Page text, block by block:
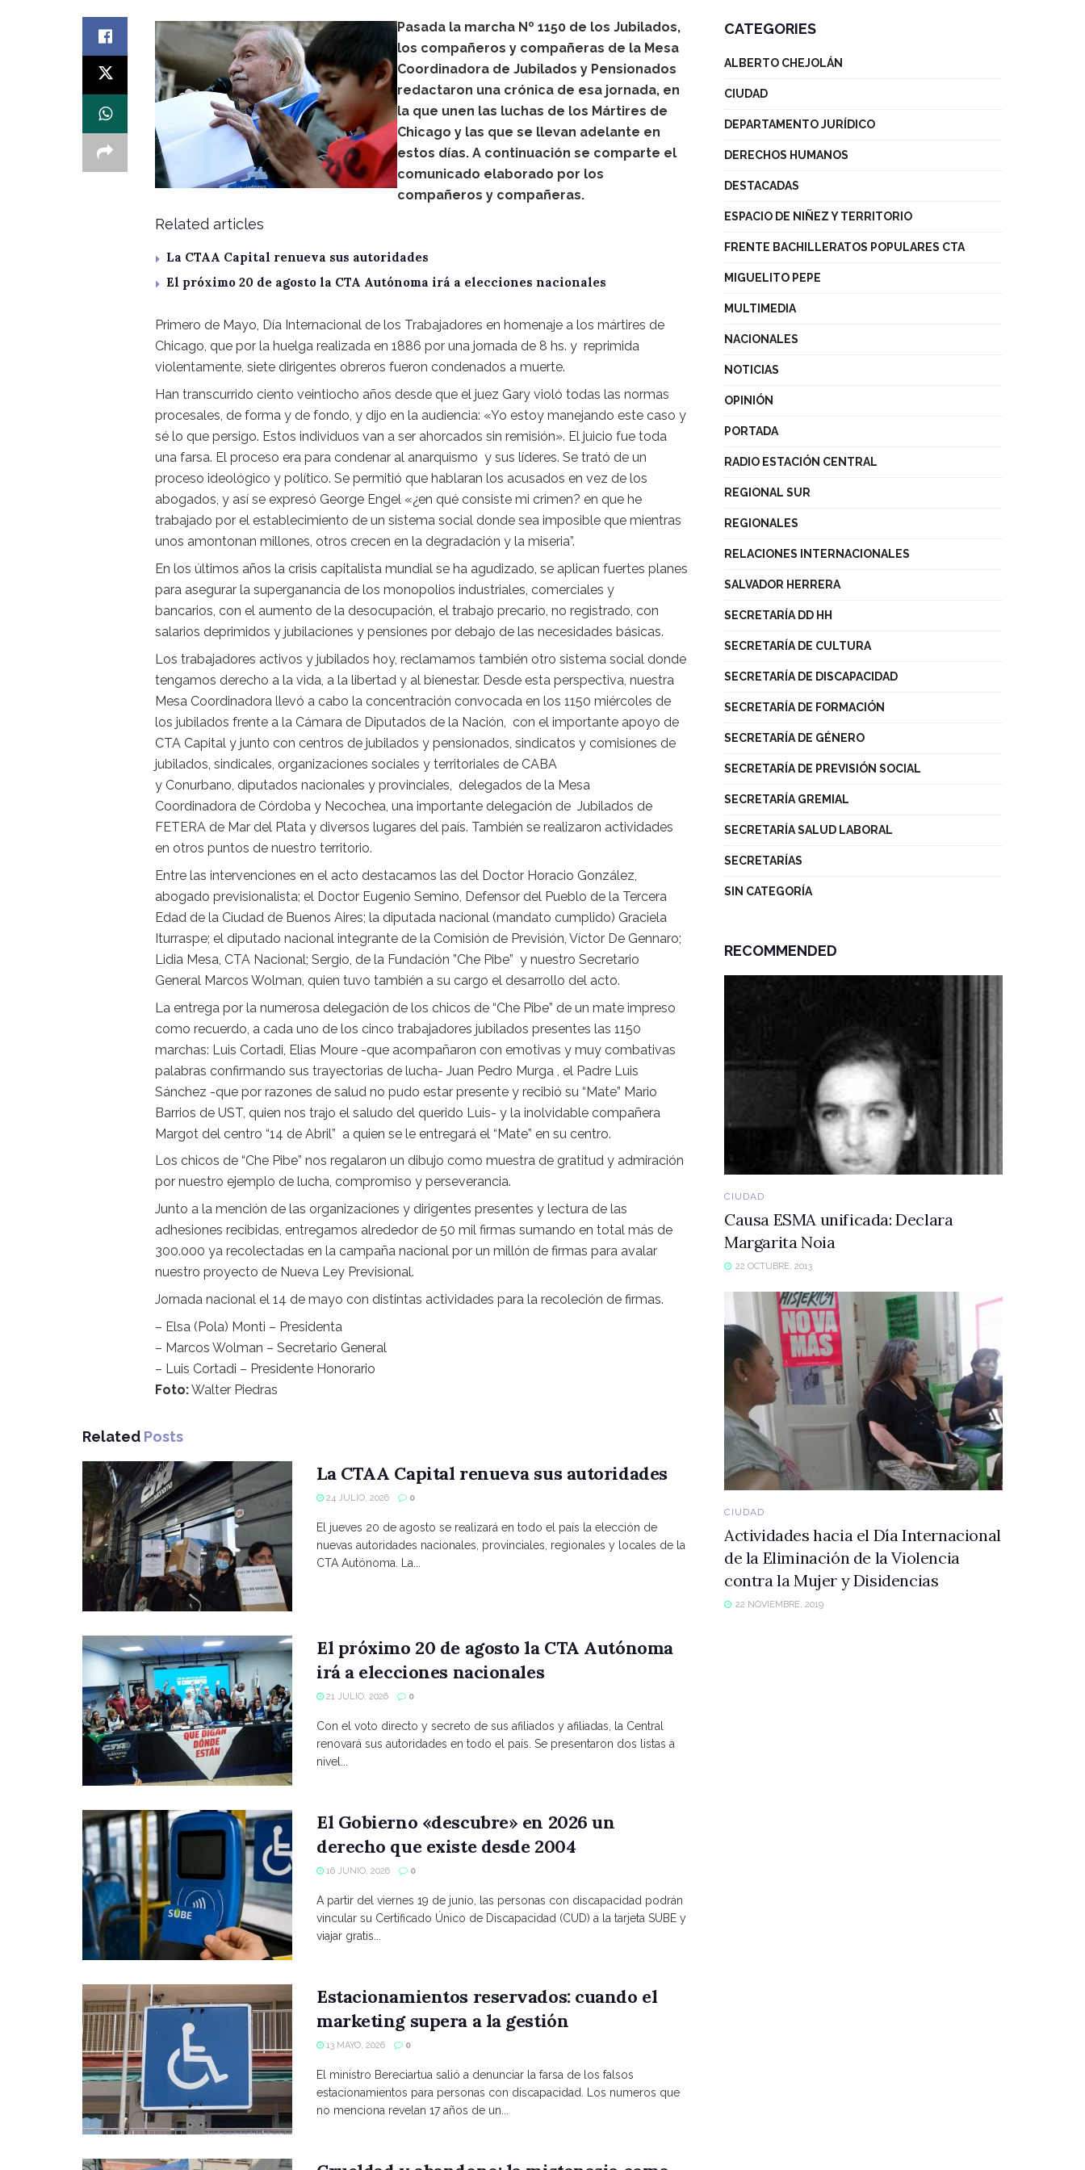
Pasada la marcha Nº 1150 de los Jubilados,
los compañeros y compañeras de la Mesa
Coordinadora de Jubilados y Pensionados
redactaron una crónica de esa jornada, en
la que unen las luchas de los Mártires de
Chicago y las que se llevan adelante en
estos días. A continuación se comparte el
comunicado elaborado por los
compañeros y compañeras.
Related articles
La CTAA Capital renueva sus autoridades
El próximo 20 de agosto la CTA Autónoma irá a elecciones nacionales
Primero de Mayo, Día Internacional de los Trabajadores en homenaje a los mártires de
Chicago, que por la huelga realizada en 1886 por una jornada de 8 hs. y reprimida
violentamente, siete dirigentes obreros fueron condenados a muerte.
Han transcurrido ciento veintiocho años desde que el juez Gary violó todas las normas
procesales, de forma y de fondo, y dijo en la audiencia: «Yo estoy manejando este caso y
sé lo que persigo. Estos individuos van a ser ahorcados sin remisión». El juicio fue toda
una farsa. El proceso era para condenar al anarquismo y sus líderes. Se trató de un
proceso ideológico y político. Se permitió que hablaran los acusados en vez de los
abogados, y así se expresó George Engel «¿en qué consiste mi crimen? en que he
trabajado por el establecimiento de un sistema social donde sea imposible que mientras
unos amontonan millones, otros crecen en la degradación y la miseria”.
En los últimos años la crisis capitalista mundial se ha agudizado, se aplican fuertes planes
para asegurar la superganancia de los monopolios industriales, comerciales y
bancarios, con el aumento de la desocupación, el trabajo precario, no registrado, con
salarios deprimidos y jubilaciones y pensiones por debajo de las necesidades básicas.
Los trabajadores activos y jubilados hoy, reclamamos también otro sistema social donde
tengamos derecho a la vida, a la libertad y al bienestar. Desde esta perspectiva, nuestra
Mesa Coordinadora llevó a cabo la concentración convocada en los 1150 miércoles de
los jubilados frente a la Cámara de Diputados de la Nación, con el importante apoyo de
CTA Capital y junto con centros de jubilados y pensionados, sindicatos y comisiones de
jubilados, sindicales, organizaciones sociales y territoriales de CABA
y Conurbano, diputados nacionales y provinciales, delegados de la Mesa
Coordinadora de Córdoba y Necochea, una importante delegación de Jubilados de
FETERA de Mar del Plata y diversos lugares del país. También se realizaron actividades
en otros puntos de nuestro territorio.
Entre las intervenciones en el acto destacamos las del Doctor Horacio González,
abogado previsionalista; el Doctor Eugenio Semino, Defensor del Pueblo de la Tercera
Edad de la Ciudad de Buenos Aires; la diputada nacional (mandato cumplido) Graciela
Iturraspe; el diputado nacional integrante de la Comisión de Previsión, Víctor De Gennaro;
Lidia Mesa, CTA Nacional; Sergio, de la Fundación ”Che Pibe” y nuestro Secretario
General Marcos Wolman, quien tuvo también a su cargo el desarrollo del acto.
La entrega por la numerosa delegación de los chicos de “Che Pibe” de un mate impreso
como recuerdo, a cada uno de los cinco trabajadores jubilados presentes las 1150
marchas: Luis Cortadi, Elias Moure -que acompañaron con emotivas y muy combativas
palabras confirmando sus trayectorias de lucha- Juan Pedro Murga , el Padre Luis
Sánchez -que por razones de salud no pudo estar presente y recibió su “Mate” Mario
Barrios de UST, quien nos trajo el saludo del querido Luis- y la inolvidable compañera
Margot del centro “14 de Abril” a quien se le entregará el “Mate” en su centro.
Los chicos de “Che Pibe” nos regalaron un dibujo como muestra de gratitud y admiración
por nuestro ejemplo de lucha, compromiso y perseverancia.
Junto a la mención de las organizaciones y dirigentes presentes y lectura de las
adhesiones recibidas, entregamos alrededor de 50 mil firmas sumando en total más de
300.000 ya recolectadas en la campaña nacional por un millón de firmas para avalar
nuestro proyecto de Nueva Ley Previsional.
Jornada nacional el 14 de mayo con distintas actividades para la recoleción de firmas.
– Elsa (Pola) Monti – Presidenta
– Marcos Wolman – Secretario General
– Luis Cortadi – Presidente Honorario
Foto:Walter Piedras
Related Posts
La CTAA Capital renueva sus autoridades
24 JULIO, 2026 0
El jueves 20 de agosto se realizará en todo el país la elección de
nuevas autoridades nacionales, provinciales, regionales y locales de la
CTA Autónoma. La...
El próximo 20 de agosto la CTA Autónoma
irá a elecciones nacionales
21 JULIO, 2026 0
Con el voto directo y secreto de sus afiliados y afiliadas, la Central
renovará sus autoridades en todo el país. Se presentaron dos listas a
nivel...
El Gobierno «descubre» en 2026 un
derecho que existe desde 2004
16 JUNIO, 2026 0
A partir del viernes 19 de junio, las personas con discapacidad podrán
vincular su Certificado Único de Discapacidad (CUD) a la tarjeta SUBE y
viajar gratis...
Estacionamientos reservados: cuando el
marketing supera a la gestión
13 MAYO, 2026 0
El ministro Bereciartua salió a denunciar la farsa de los falsos
estacionamientos para personas con discapacidad. Los numeros que
no menciona revelan 17 años de un...
CATEGORIES
ALBERTO CHEJOLÁN
CIUDAD
DEPARTAMENTO JURÍDICO
DERECHOS HUMANOS
DESTACADAS
ESPACIO DE NIÑEZ Y TERRITORIO
FRENTE BACHILLERATOS POPULARES CTA
MIGUELITO PEPE
MULTIMEDIA
NACIONALES
NOTICIAS
OPINIÓN
PORTADA
RADIO ESTACIÓN CENTRAL
REGIONAL SUR
REGIONALES
RELACIONES INTERNACIONALES
SALVADOR HERRERA
SECRETARÍA DD HH
SECRETARÍA DE CULTURA
SECRETARÍA DE DISCAPACIDAD
SECRETARÍA DE FORMACIÓN
SECRETARÍA DE GÉNERO
SECRETARÍA DE PREVISIÓN SOCIAL
SECRETARÍA GREMIAL
SECRETARÍA SALUD LABORAL
SECRETARÍAS
SIN CATEGORÍA
RECOMMENDED
CIUDAD
Causa ESMA unificada: Declara
Margarita Noia
22 OCTUBRE, 2013
CIUDAD
Actividades hacia el Día Internacional
de la Eliminación de la Violencia
contra la Mujer y Disidencias
22 NOVIEMBRE, 2019